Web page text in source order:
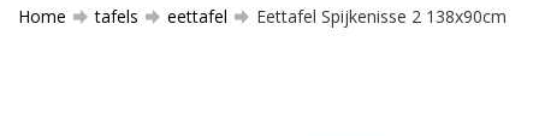
Home tafels eettafel Eettafel Spijkenisse 2 138x90cm